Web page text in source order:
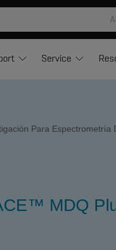
Service
Para Espectrometría
MDQ